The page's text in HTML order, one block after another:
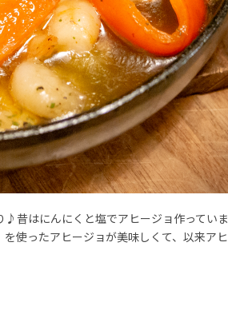
昔はにんにくと塩でアヒージョ作っていま
使ったアヒージョが美味しくて、以来アヒ